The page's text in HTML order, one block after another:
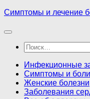
Перейти
содержимому
Симптомы и лечение
Найти:
Инфекционные
Симптомы и боли
Женские болезни
Заболевания